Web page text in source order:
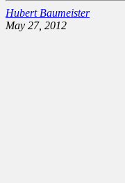
Hubert Baumeister
May 27, 2012